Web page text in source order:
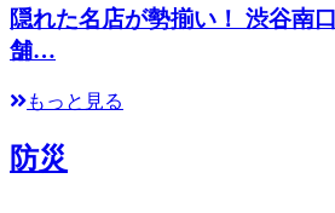
隠れた名店が勢揃い！ 渋谷南
舗…
もっと見る
防災